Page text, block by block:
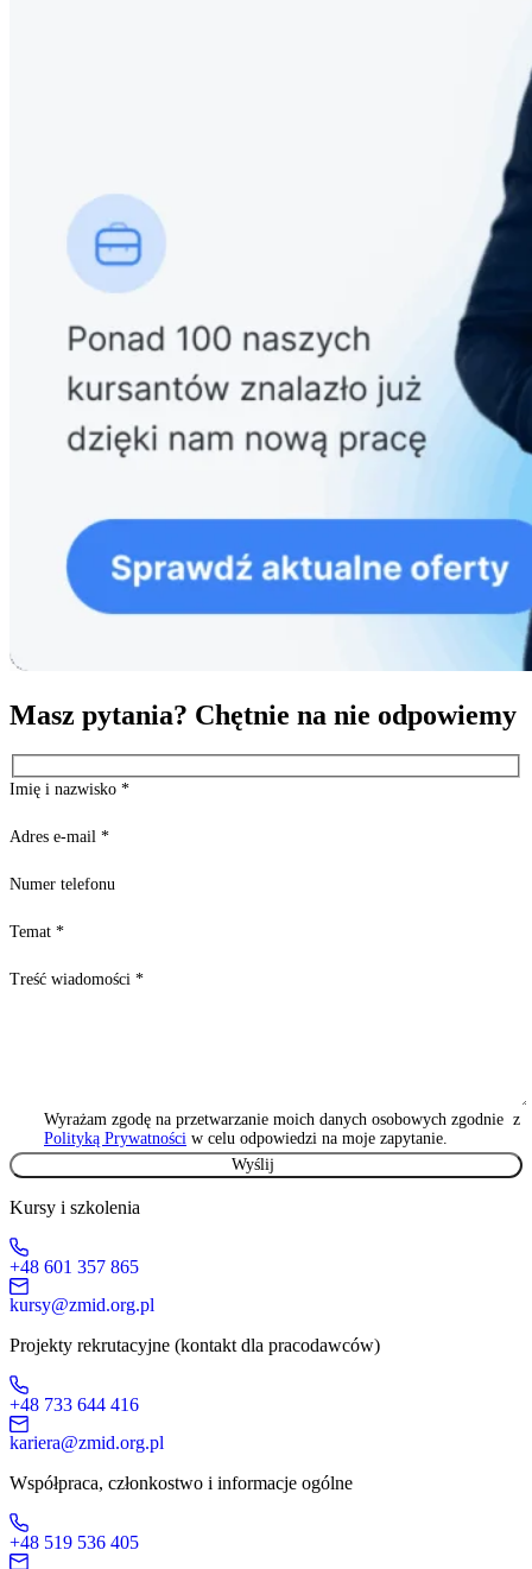
Masz pytania? Chętnie na nie odpowiemy
Imię i nazwisko *
Adres e-mail *
Numer telefonu
Temat *
Treść wiadomości *
Wyrażam zgodę na przetwarzanie moich danych osobowych zgodnie z
Polityką Prywatności w celu odpowiedzi na moje zapytanie.
Kursy i szkolenia
+48 601 357 865
kursy@zmid.org.pl
Projekty rekrutacyjne (kontakt dla pracodawców)
+48 733 644 416
kariera@zmid.org.pl
Współpraca, członkostwo i informacje ogólne
+48 519 536 405